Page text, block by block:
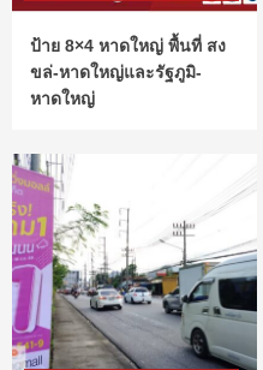
ป้าย 8×4 หาดใหญ่ พื้นที่ สง
ขล่-หาดใหญ่และรัฐภูมิ-
หาดใหญ่